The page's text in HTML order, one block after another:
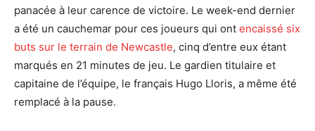
panacée à leur carence de victoire. Le week-end dernier
a été un cauchemar pour ces joueurs qui ont encaissé six
buts sur le terrain de Newcastle, cinq d’entre eux étant
marqués en 21 minutes de jeu. Le gardien titulaire et
capitaine de l’équipe, le français Hugo Lloris, a même été
remplacé à la pause.